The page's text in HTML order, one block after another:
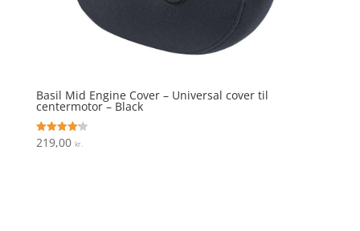
Basil Mid Engine Cover – Universal cover til
centermotor – Black
Vurderet
4.2
219,00 kr.